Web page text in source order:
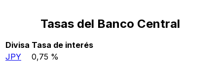
Tasas del Banco Central
Divisa Tasa de interés
JPY
0,75 %